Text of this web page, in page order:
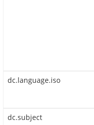
dc.language.iso
dc.subject